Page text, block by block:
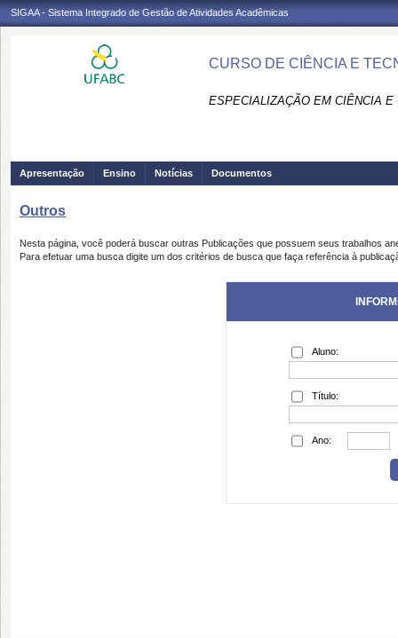
SIGAA - Sistema Integrado de Gestão de Atividades Acadêmicas
CURSO DE CIÊNCIA E
ESPECIALIZAÇÃO EM CIÊNCIA E
Apresentação Ensino Notícias Documentos
Outros
Nesta página, você poderá buscar outras Publicações que possuem seus trabalhos
Para efetuar uma busca digite um dos critérios de busca que faça referência à
Aluno:
Título:
Ano: